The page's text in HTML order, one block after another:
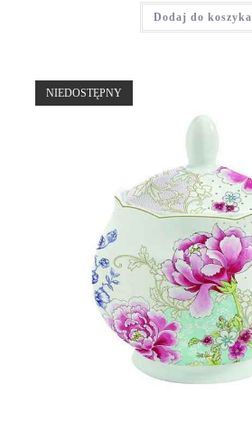
Dodaj do koszyka
NIEDOSTĘPNY